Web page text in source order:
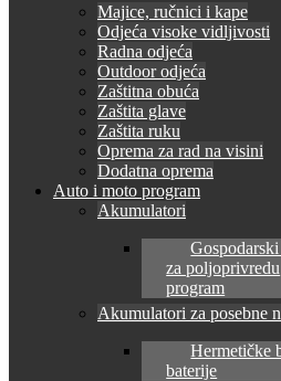
Majice, ručnici i kape
Odjeća visoke vidljivosti
Radna odjeća
Outdoor odjeća
Zaštitna obuća
Zaštita glave
Zaštita ruku
Oprema za rad na visini
Dodatna oprema
Auto i moto program
Akumulatori
za poljoprivredu
program
Akumulatori za posebne
Hermetičke
baterije